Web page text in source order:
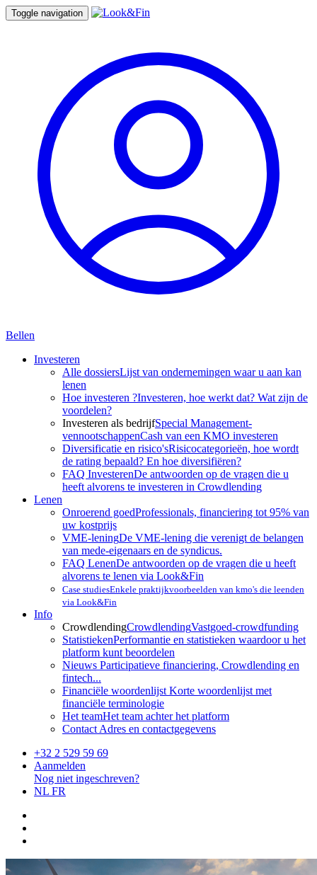
Toggle navigation
Bellen
Investeren
Alle dossiersLijst van ondernemingen waar u aan kan
lenen
Hoe investeren ?Investeren, hoe werkt dat? Wat zijn de
voordelen?
Investeren als bedrijfSpecial Management-
vennootschappenCash van een KMO investeren
Diversificatie en risico'sRisicocategorieën, hoe wordt
de rating bepaald? En hoe diversifiëren?
FAQ InvesterenDe antwoorden op de vragen die u
heeft alvorens te investeren in Crowdlending
Lenen
Onroerend goedProfessionals, financiering tot 95% van
uw kostprijs
VME-leningDe VME-lening die verenigt de belangen
van mede-eigenaars en de syndicus.
FAQ LenenDe antwoorden op de vragen die u heeft
alvorens te lenen via Look&Fin
Case studiesEnkele praktijkvoorbeelden van kmo's die leenden
via Look&Fin
Info
CrowdlendingCrowdlendingVastgoed-crowdfunding
StatistiekenPerformantie en statistieken waardoor u het
platform kunt beoordelen
Nieuws Participatieve financiering, Crowdlending en
fintech...
Financiële woordenlijst Korte woordenlijst met
financiële terminologie
Het teamHet team achter het platform
Contact Adres en contactgegevens
+32 2 529 59 69
Aanmelden
Nog niet ingeschreven?
NL FR